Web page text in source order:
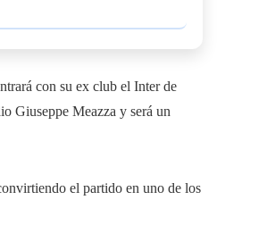
con su ex club el Inter de
Giuseppe Meazza y será un
el partido en uno de los